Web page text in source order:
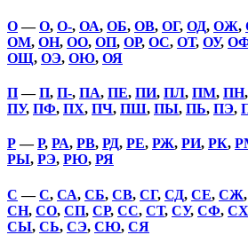
О—О, О-, ОА, ОБ, ОВ, ОГ, ОД, ОЖ,
ОМ, ОН, ОО, ОП, ОР, ОС, ОТ, ОУ,
ОЩ, ОЭ, ОЮ, ОЯ
П—П, П-, ПА, ПЕ, ПИ, ПЛ, ПМ, ПН,
ПУ, ПФ, ПХ, ПЧ, ПШ, ПЫ, ПЬ, ПЭ,
Р—Р, РА, РВ, РД, РЕ, РЖ, РИ, РК,
РЫ, РЭ, РЮ, РЯ
С —С, СА, СБ, СВ, СГ, СД, СЕ, СЖ,
СН, СО, СП, СР, СС, СТ, СУ, СФ, СХ
СЫ, СЬ, СЭ, СЮ, СЯ